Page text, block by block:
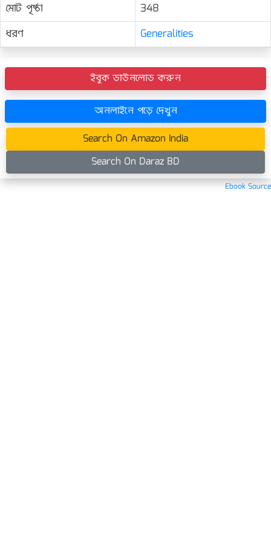
মোট পৃষ্ঠা
348
ধরণ
Generalities
ইবুক ডাউনলোড করুন
অনলাইনে পড়ে দেখুন
Search On Amazon India
Search On Daraz BD
Ebook Source